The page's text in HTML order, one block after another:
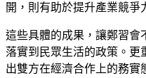
開，則有助於提升產業競爭
這些具體的成果，讓鄭習會
落實到民眾生活的政策。更
出雙方在經濟合作上的務實